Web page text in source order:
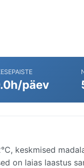
päev
keskmised
on laias laastus